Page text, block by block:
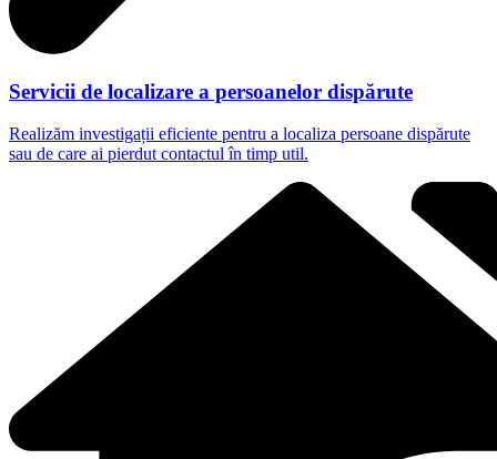
Servicii de localizare a persoanelor dispărute
Realizăm investigații eficiente pentru a localiza persoane dispărute
sau de care ai pierdut contactul în timp util.